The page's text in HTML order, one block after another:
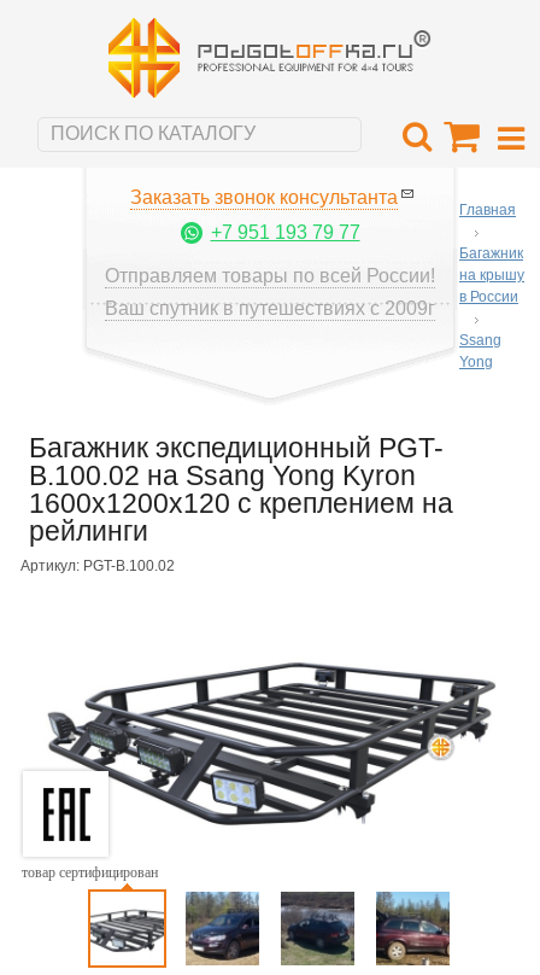
Заказать звонок консультанта
+7 951 193 79 77
Отправляем товары по всей России!
Ваш спутник в путешествиях с 2009г
Главная
Багажник
на крышу
в России
Ssang
Yong
Багажник экспедиционный PGT-
B.100.02 на Ssang Yong Kyron
1600х1200х120 с креплением на
рейлинги
Артикул: PGT-B.100.02
товар сертифицирован